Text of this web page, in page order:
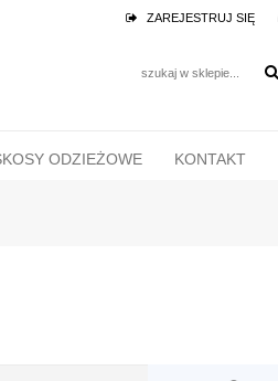
ZAREJESTRUJ SIĘ
ODZIEŻOWE KONTAKT